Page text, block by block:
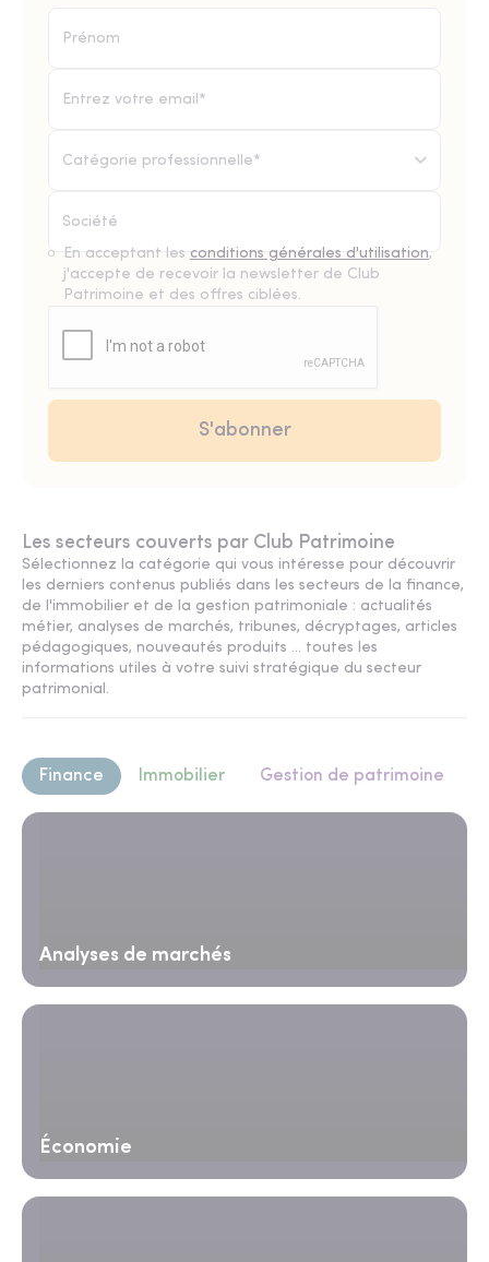
Catégorie professionnelle*
En acceptant les conditions générales d'utilisation,
j'accepte de recevoir la newsletter de Club
Patrimoine et des offres ciblées.
Les secteurs couverts par Club Patrimoine
Sélectionnez la catégorie qui vous intéresse pour découvrir
les derniers contenus publiés dans les secteurs de la finance,
de l'immobilier et de la gestion patrimoniale : actualités
métier, analyses de marchés, tribunes, décryptages, articles
pédagogiques, nouveautés produits ... toutes les
informations utiles à votre suivi stratégique du secteur
patrimonial.
Finance Immobilier Gestion de patrimoine
Analyses de marchés
Économie